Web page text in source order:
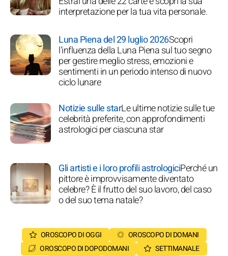
interpretazione per la tua vita personale.
Luna Piena del 29 luglio 2026Scopri
l'influenza della Luna Piena sul tuo segno
per gestire meglio stress, emozioni e
sentimenti in un periodo intenso di nuovo
ciclo lunare
Notizie sulle starLe ultime notizie sulle tue
celebrità preferite, con approfondimenti
astrologici per ciascuna star
Gli artisti e i loro profili astrologiciPerché un
pittore è improvvisamente diventato
celebre? È il frutto del suo lavoro, del caso
o del suo tema natale?
OROSCOPO DI OGGI
OROSCOPO DI DOMANI
OROSCOPO DI DOPODOMANI
SETTIMANALE